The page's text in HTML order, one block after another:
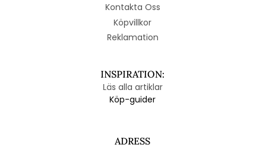
Kontakta Oss
Köpvillkor
Reklamation
INSPIRATION:
Läs alla artiklar
Köp-guider
ADRESS